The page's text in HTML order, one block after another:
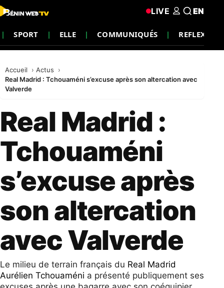
SPORT ELLE COMMUNIQUÉS REFLEXION
LIVE EN
Accueil
Actus
Real Madrid : Tchouaméni s’excuse après son altercation avec
Valverde
Real Madrid :
Tchouaméni
s’excuse après
son altercation
avec Valverde
Le milieu de terrain français du Real Madrid
Aurélien Tchouaméni a présenté publiquement ses